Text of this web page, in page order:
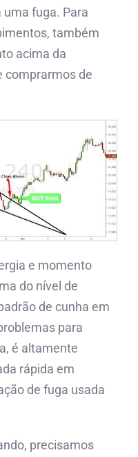
uma fuga. Para
também
acima da
comprarmos de
e momento
do nível de
de cunha em
para
é altamente
rápida em
de fuga usada
precisamos